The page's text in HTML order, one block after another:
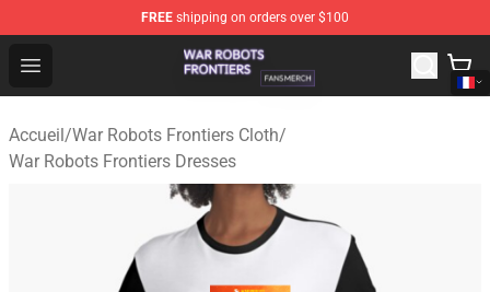
FREE shipping on orders over $100
Open menu
War Robots Frontiers Shop - Official War Robots
Accueil/War Robots Frontiers Cloth/
War Robots Frontiers Dresses